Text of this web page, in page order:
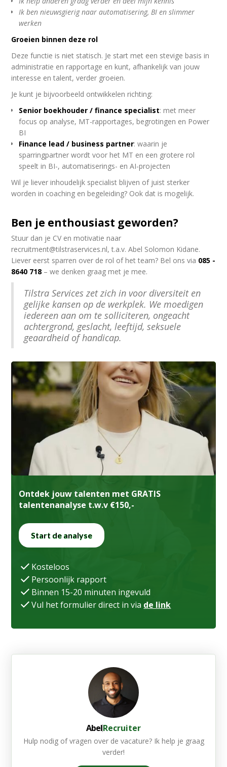
Ik ben nieuwsgierig naar automatisering, BI en slimmer
werken
Groeien binnen deze rol
Deze functie is niet statisch. Je start met een stevige basis in
administratie en rapportage en kunt, afhankelijk van jouw
interesse en talent, verder groeien.
Je kunt je bijvoorbeeld ontwikkelen richting:
Senior boekhouder / finance specialist: met meer
focus op analyse, MT-rapportages, begrotingen en Power
BI
Finance lead / business partner: waarin je
sparringpartner wordt voor het MT en een grotere rol
speelt in BI-, automatiserings- en AI-projecten
Wil je liever inhoudelijk specialist blijven of juist sterker
worden in coaching en begeleiding? Ook dat is mogelijk.
Ben je enthousiast geworden?
Stuur dan je CV en motivatie naar
recruitment@tilstraservices.nl, t.a.v. Abel Solomon Kidane.
Liever eerst sparren over de rol of het team? Bel ons via 085 -
8640 718 – we denken graag met je mee.
Tilstra Services zet zich in voor diversiteit en
gelijke kansen op de werkplek. We moedigen
iedereen aan om te solliciteren, ongeacht
achtergrond, geslacht, leeftijd, seksuele
geaardheid of handicap.
Ontdek jouw talenten met GRATIS
talentenanalyse t.w.v €150,-
Start de analyse
Kosteloos
Persoonlijk rapport
Binnen 15-20 minuten ingevuld
Vul het formulier direct in via de link
AbelRecruiter
Hulp nodig of vragen over de vacature? Ik help je graag
verder!